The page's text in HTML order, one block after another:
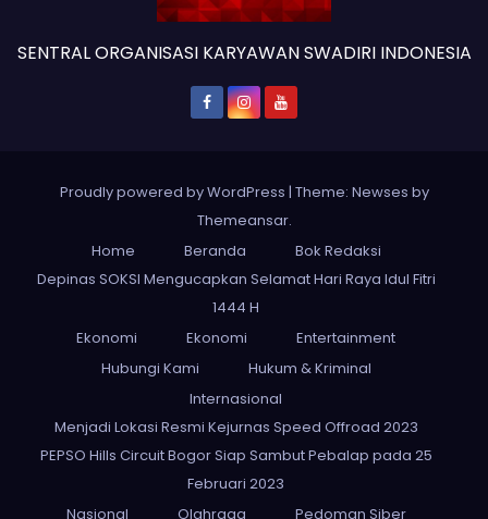
SENTRAL ORGANISASI KARYAWAN SWADIRI INDONESIA
Proudly powered by WordPress | Theme: Newses by
Themeansar.
Home
Beranda
Bok Redaksi
Depinas SOKSI Mengucapkan Selamat Hari Raya Idul Fitri
1444 H
Ekonomi
Ekonomi
Entertainment
Hubungi Kami
Hukum & Kriminal
Internasional
Menjadi Lokasi Resmi Kejurnas Speed Offroad 2023
PEPSO Hills Circuit Bogor Siap Sambut Pebalap pada 25
Februari 2023
Nasional
Olahraga Pedoman Siber